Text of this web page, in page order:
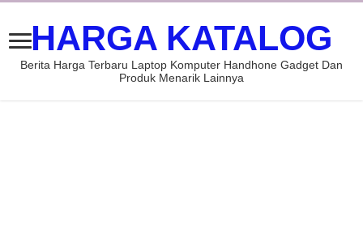
HARGA KATALOG
Berita Harga Terbaru Laptop Komputer Handhone Gadget Dan
Produk Menarik Lainnya